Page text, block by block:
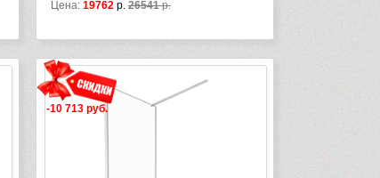
Цена: 19762 р. 26541р.
-10 713 руб.